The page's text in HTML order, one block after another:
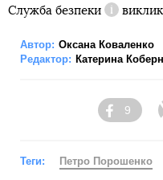
Служба безпеки
Довідка
Автор: Оксана Коваленко
Редактор: Катерина
9
Теги: Петро Порошенко